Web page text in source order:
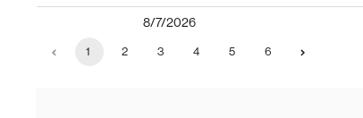
8/7/2026
1 2 3 4 5 6